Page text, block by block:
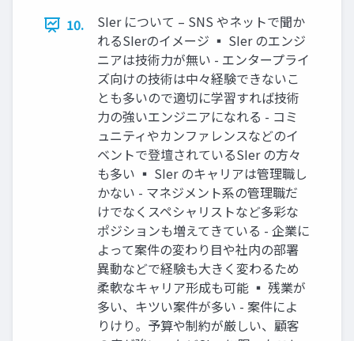
10.
SIer について – SNS やネットで聞か
れるSIerのイメージ ▪ SIer のエンジ
ニアは技術力が無い - エンタープライ
ズ向けの技術は中々経験できないこ
とも多いので適切に学習すれば技術
力の強いエンジニアになれる - コミ
ュニティやカンファレンスなどのイ
ベントで登壇されているSIer の方々
も多い ▪ SIer のキャリアは管理職し
かない - マネジメント系の管理職だ
けでなくスペシャリストなど多彩な
ポジションも増えてきている - 企業に
よって案件の変わり目や社内の部署
異動などで経験も大きく変わるため
柔軟なキャリア形成も可能 ▪ 残業が
多い、キツい案件が多い - 案件によ
りけり。予算や制約が厳しい、顧客